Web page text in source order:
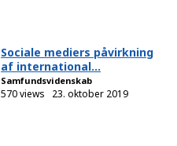
Sociale mediers påvirkning
af international...
Samfundsvidenskab
570 views 23. oktober 2019